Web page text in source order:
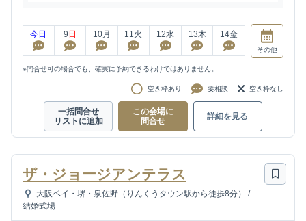
今日 9 日 10月 11火 12水 13木 14金
その他
※問合せ可の場合でも、確実に予約できるわけではありません。
空き枠あり 要相談 空き枠なし
一括問合せ
リストに追加
この会場に
問合せ
詳細を見る
ザ・ジョージアンテラス
大阪ベイ・堺・泉佐野（りんくうタウン駅から徒歩8分）
/
結婚式場